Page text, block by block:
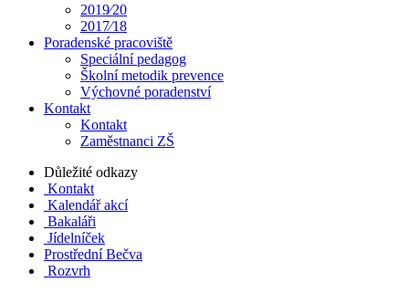
2019⁄20
2017⁄18
Poradenské pracoviště
Speciální pedagog
Školní metodik prevence
Výchovné poradenství
Kontakt
Kontakt
Zaměstnanci ZŠ
Důležité odkazy
Kontakt
Kalendář akcí
Bakaláři
Jídelníček
Prostřední Bečva
Rozvrh